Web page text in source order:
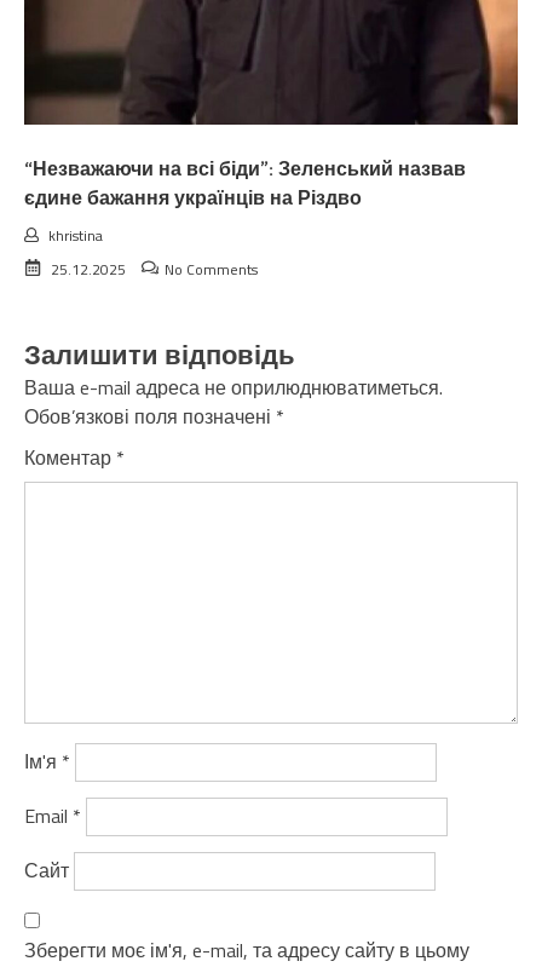
“Незважаючи на всі біди”: Зеленський назвав
єдине бажання українців на Різдво
khristina
25.12.2025
No Comments
Залишити відповідь
Ваша e-mail адреса не оприлюднюватиметься.
Обов’язкові поля позначені *
Коментар *
Ім'я *
Email *
Сайт
Зберегти моє ім'я, e-mail, та адресу сайту в цьому